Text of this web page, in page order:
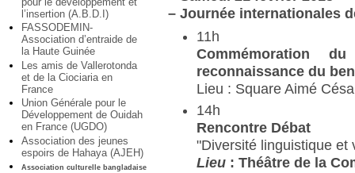
l’insertion (A.B.D.I)
FASSODEMIN-
Association d’entraide de
la Haute Guinée
Les amis de Vallerotonda
et de la Ciociaria en
France
Union Générale pour le
Développement de Ouidah
en France (UGDO)
Association des jeunes
espoirs de Hahaya (AJEH)
Association culturelle bangladaise
– Journée internationales
11h
Commémoration
reconnaissance du
Lieu : Square Aimé
14h
Rencontre Débat
"Diversité linguistique et
Lieu : Théâtre de la